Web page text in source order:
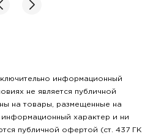
информационный
не является публичной
на товары, размещенные на
информационный характер и ни
публичной офертой (ст. 437 ГК